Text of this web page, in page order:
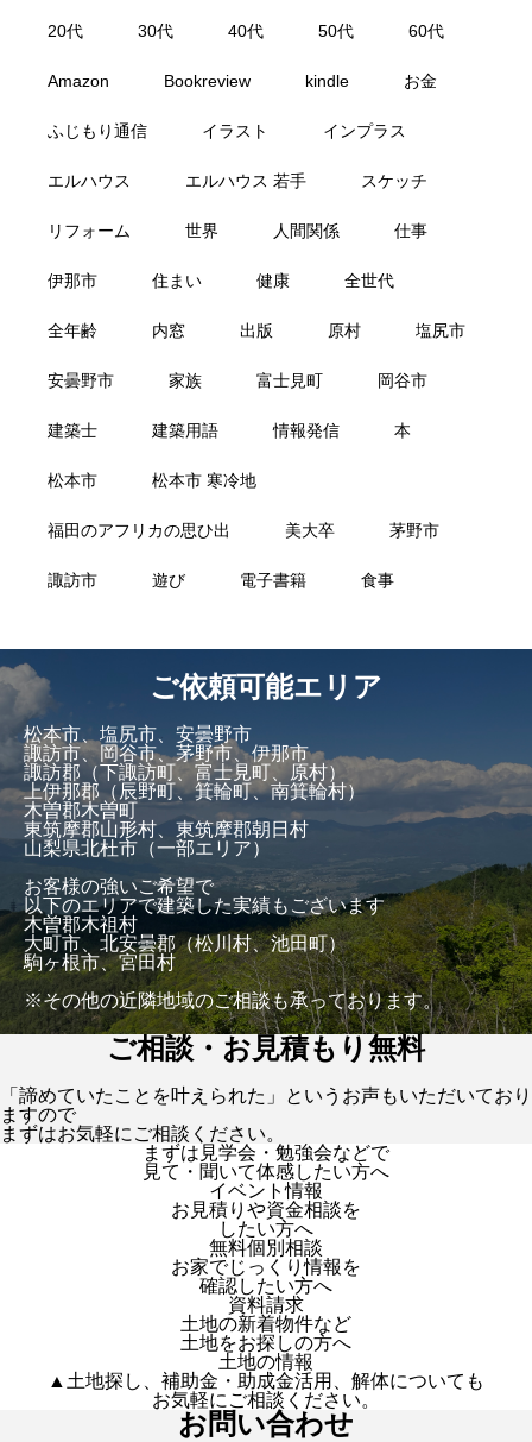
20代 30代 40代 50代 60代
Amazon Bookreview kindle お金
ふじもり通信 イラスト インプラス
エルハウス エルハウス 若手 スケッチ
リフォーム 世界 人間関係 仕事
伊那市 住まい 健康 全世代
全年齢 内窓 出版 原村 塩尻市
安曇野市 家族 富士見町 岡谷市
建築士 建築用語 情報発信 本
松本市 松本市 寒冷地
福田のアフリカの思ひ出 美大卒 茅野市
諏訪市 遊び 電子書籍 食事
ご依頼可能エリア
松本市、塩尻市、安曇野市
諏訪市、岡谷市、茅野市、伊那市
諏訪郡（下諏訪町、富士見町、原村）
上伊那郡（辰野町、箕輪町、南箕輪村）
木曽郡木曽町
東筑摩郡山形村、東筑摩郡朝日村
山梨県北杜市（一部エリア）
お客様の強いご希望で
以下のエリアで建築した実績もございます
木曽郡木祖村
大町市、北安曇郡（松川村、池田町）
駒ヶ根市、宮田村
※その他の近隣地域のご相談も承っております。
ご相談・お見積もり無料
「諦めていたことを叶えられた」というお声もいただいており
ますので
まずはお気軽にご相談ください。
まずは見学会・勉強会などで
見て・聞いて体感したい方へ
イベント情報
お見積りや資金相談を
したい方へ
無料個別相談
お家でじっくり情報を
確認したい方へ
資料請求
土地の新着物件など
土地をお探しの方へ
土地の情報
▲土地探し、補助金・助成金活用、解体についても
お気軽にご相談ください。
お問い合わせ